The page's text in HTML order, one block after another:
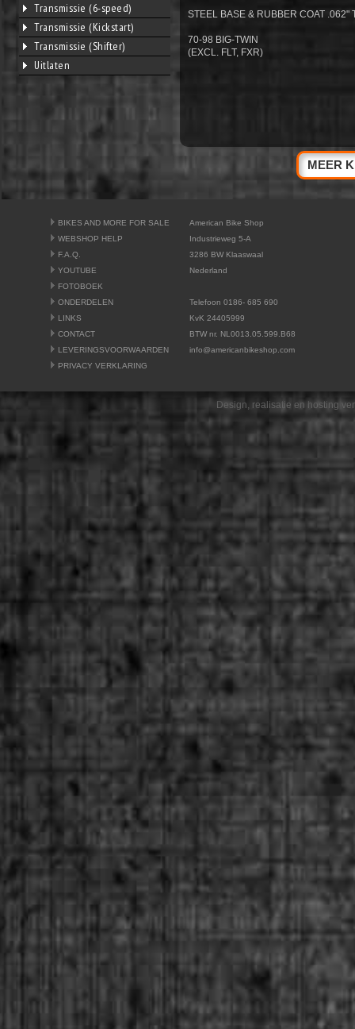
Transmissie (6-speed)
Transmissie (Kickstart)
Transmissie (Shifter)
Uitlaten
STEEL BASE & RUBBER COAT .062"
70-98 BIG-TWIN
(EXCL. FLT, FXR)
MEER
BIKES AND MORE FOR SALE
WEBSHOP HELP
F.A.Q.
YOUTUBE
FOTOBOEK
ONDERDELEN
LINKS
CONTACT
LEVERINGSVOORWAARDEN
PRIVACY VERKLARING
American Bike Shop
Industrieweg 5-A
3286 BW Klaaswaal
Nederland
Telefoon 0186- 685 690
KvK 24405999
BTW nr. NL0013.05.599.B68
info@americanbikeshop.com
Design, realisatie en hosting